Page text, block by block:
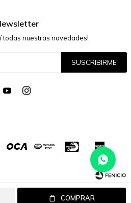
COMPRAR
todas nuestras novedades!
SUSCRIBIRME
 